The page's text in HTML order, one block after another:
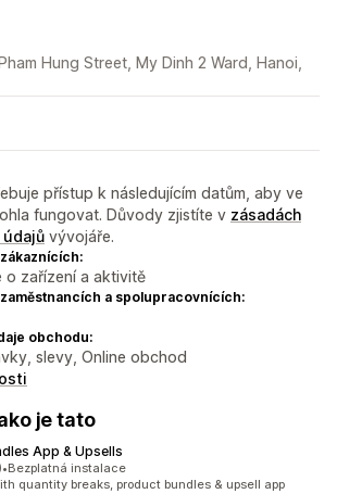
Hung Street, My Dinh 2 Ward, Hanoi,
přístup k následujícím datům, aby ve
fungovat. Důvody zjistíte v zásadách
údajů vývojáře.
o zařízení a aktivitě
a spolupracovnících:
obchodu:
slevy, Online obchod
je tato
App & Upsells
recenzí: 5088
•Bezplatná instalace
quantity breaks, product bundles & upsell app